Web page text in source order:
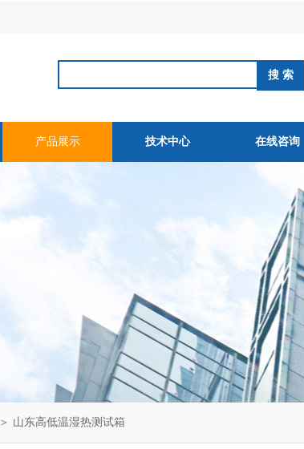
产品展示 技术中心 在线咨询
＞ 山东高低温湿热测试箱